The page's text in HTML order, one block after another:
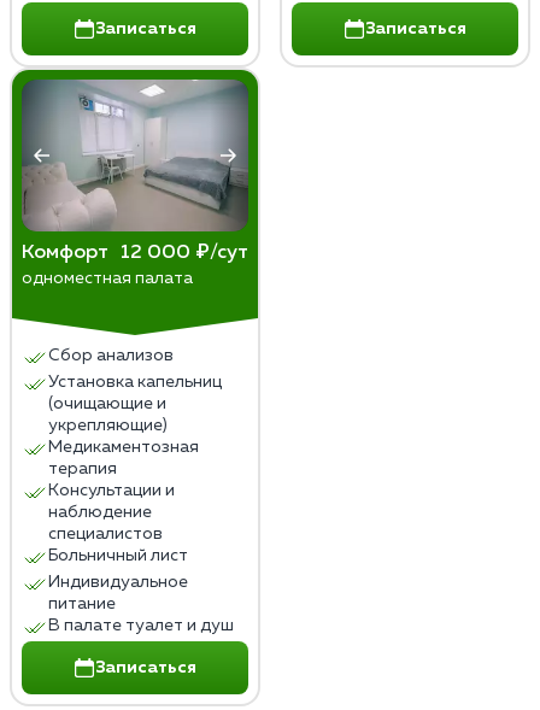
Записаться Записаться
Комфорт 12 000 ₽/сут
одноместная палата
Сбор анализов
Установка капельниц
(очищающие и
укрепляющие)
Медикаментозная
терапия
Консультации и
наблюдение
специалистов
Больничный лист
Индивидуальное
питание
В палате туалет и душ
Записаться